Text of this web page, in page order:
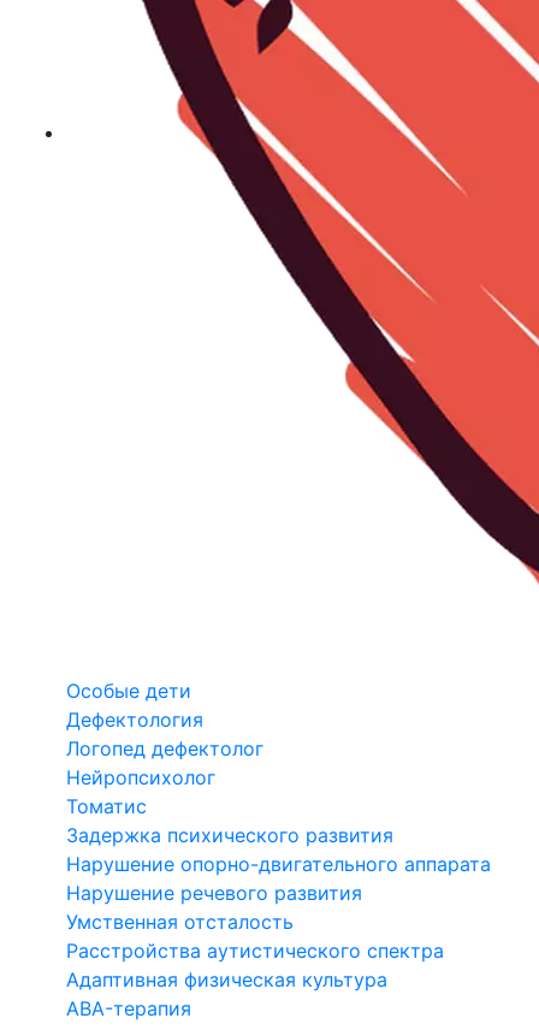
Особые дети
Дефектология
Логопед дефектолог
Нейропсихолог
Томатис
Задержка психического развития
Нарушение опорно-двигательного аппарата
Нарушение речевого развития
Умственная отсталость
Расстройства аутистического спектра
Адаптивная физическая культура
ABA-терапия